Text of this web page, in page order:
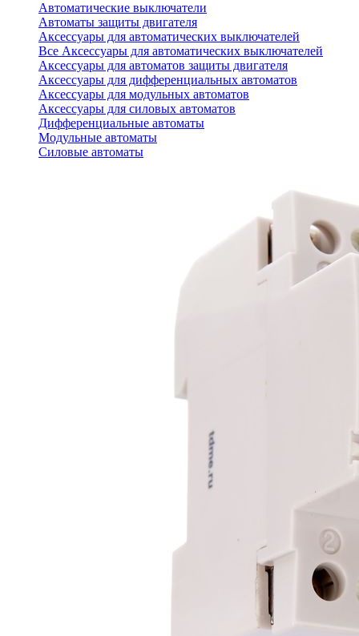
Автоматические выключатели
Автоматы защиты двигателя
Аксессуары для автоматических выключателей
Все Аксессуары для автоматических выключателей
Аксессуары для автоматов защиты двигателя
Аксессуары для дифференциальных автоматов
Аксессуары для модульных автоматов
Аксессуары для силовых автоматов
Дифференциальные автоматы
Модульные автоматы
Силовые автоматы